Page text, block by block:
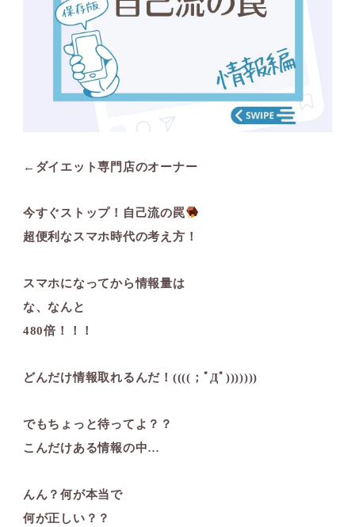
←ダイエット専門店のオーナー
今すぐストップ！自己流の罠
超便利なスマホ時代の考え方！
スマホになってから情報量は
な、なんと
480倍！！！
どんだけ情報取れるんだ！((((；ﾟДﾟ)))))))
でもちょっと待ってよ？？
こんだけある情報の中…
んん？何が本当で
何が正しい？？